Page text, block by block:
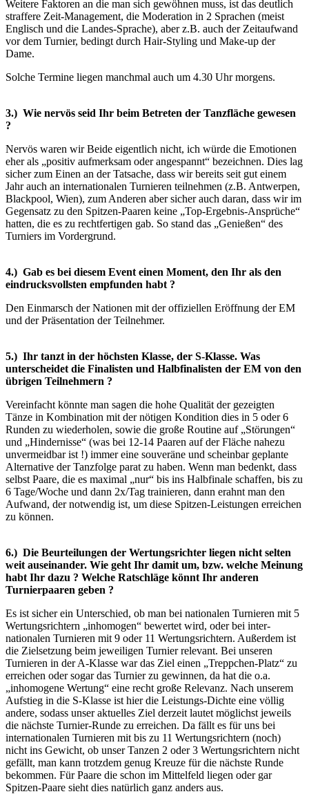
Weitere Faktoren an die man sich gewöhnen muss, ist das deutlich
straffere Zeit-Management, die Moderation in 2 Sprachen (meist
Englisch und die Landes-Sprache), aber z.B. auch der Zeitaufwand
vor dem Turnier, bedingt durch Hair-Styling und Make-up der
Dame.
Solche Termine liegen manchmal auch um 4.30 Uhr morgens.
3.) Wie nervös seid Ihr beim Betreten der Tanzfläche gewesen
?
Nervös waren wir Beide eigentlich nicht, ich würde die Emotionen
eher als „positiv aufmerksam oder angespannt“ bezeichnen. Dies lag
sicher zum Einen an der Tatsache, dass wir bereits seit gut einem
Jahr auch an internationalen Turnieren teilnehmen (z.B. Antwerpen,
Blackpool, Wien), zum Anderen aber sicher auch daran, dass wir im
Gegensatz zu den Spitzen-Paaren keine „Top-Ergebnis-Ansprüche“
hatten, die es zu rechtfertigen gab. So stand das „Genießen“ des
Turniers im Vordergrund.
4.) Gab es bei diesem Event einen Moment, den Ihr als den
eindrucksvollsten empfunden habt ?
Den Einmarsch der Nationen mit der offiziellen Eröffnung der EM
und der Präsentation der Teilnehmer.
5.) Ihr tanzt in der höchsten Klasse, der S-Klasse. Was
unterscheidet die Finalisten und Halbfinalisten der EM von den
übrigen Teilnehmern ?
Vereinfacht könnte man sagen die hohe Qualität der gezeigten
Tänze in Kombination mit der nötigen Kondition dies in 5 oder 6
Runden zu wiederholen, sowie die große Routine auf „Störungen“
und „Hindernisse“ (was bei 12-14 Paaren auf der Fläche nahezu
unvermeidbar ist !) immer eine souveräne und scheinbar geplante
Alternative der Tanzfolge parat zu haben. Wenn man bedenkt, dass
selbst Paare, die es maximal „nur“ bis ins Halbfinale schaffen, bis zu
6 Tage/Woche und dann 2x/Tag trainieren, dann erahnt man den
Aufwand, der notwendig ist, um diese Spitzen-Leistungen erreichen
zu können.
6.) Die Beurteilungen der Wertungsrichter liegen nicht selten
weit auseinander. Wie geht Ihr damit um, bzw. welche Meinung
habt Ihr dazu ? Welche Ratschläge könnt Ihr anderen
Turnierpaaren geben ?
Es ist sicher ein Unterschied, ob man bei nationalen Turnieren mit 5
Wertungsrichtern „inhomogen“ bewertet wird, oder bei inter-
nationalen Turnieren mit 9 oder 11 Wertungsrichtern. Außerdem ist
die Zielsetzung beim jeweiligen Turnier relevant. Bei unseren
Turnieren in der A-Klasse war das Ziel einen „Treppchen-Platz“ zu
erreichen oder sogar das Turnier zu gewinnen, da hat die o.a.
„inhomogene Wertung“ eine recht große Relevanz. Nach unserem
Aufstieg in die S-Klasse ist hier die Leistungs-Dichte eine völlig
andere, sodass unser aktuelles Ziel derzeit lautet möglichst jeweils
die nächste Turnier-Runde zu erreichen. Da fällt es für uns bei
internationalen Turnieren mit bis zu 11 Wertungsrichtern (noch)
nicht ins Gewicht, ob unser Tanzen 2 oder 3 Wertungsrichtern nicht
gefällt, man kann trotzdem genug Kreuze für die nächste Runde
bekommen. Für Paare die schon im Mittelfeld liegen oder gar
Spitzen-Paare sieht dies natürlich ganz anders aus.